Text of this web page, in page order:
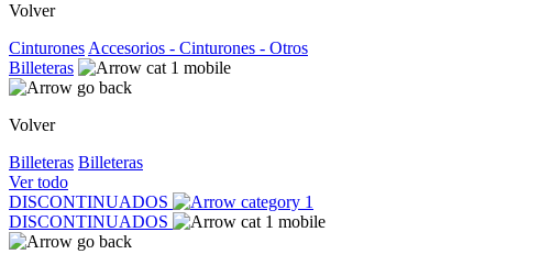
Volver
Cinturones Accesorios - Cinturones - Otros
Billeteras
Volver
Billeteras Billeteras
Ver todo
DISCONTINUADOS
DISCONTINUADOS